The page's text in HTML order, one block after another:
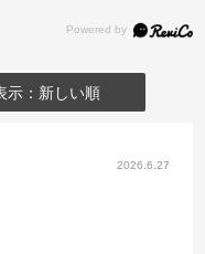
示：新しい順
2026.6.27